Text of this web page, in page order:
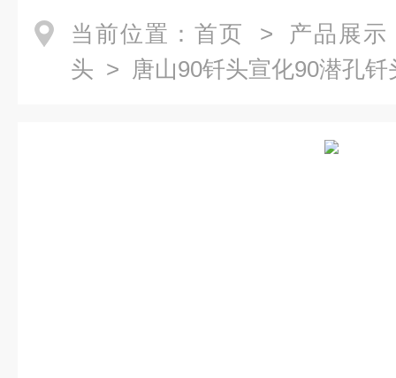
当前位置： 首页 > 产品展示
头 > 唐山90钎头宣化90潜孔钎